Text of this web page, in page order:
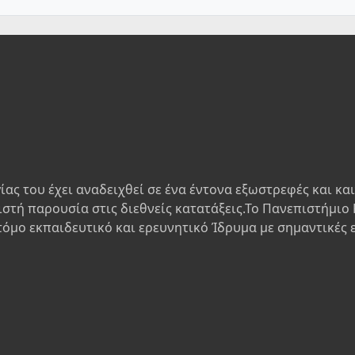
του έχει αναδειχθεί σε ένα έντονα εξωστρεφές και
παρουσία στις διεθνείς κατατάξεις.Το
εκπαιδευτικό και ερευνητικό Ίδρυμα με σημαντικές